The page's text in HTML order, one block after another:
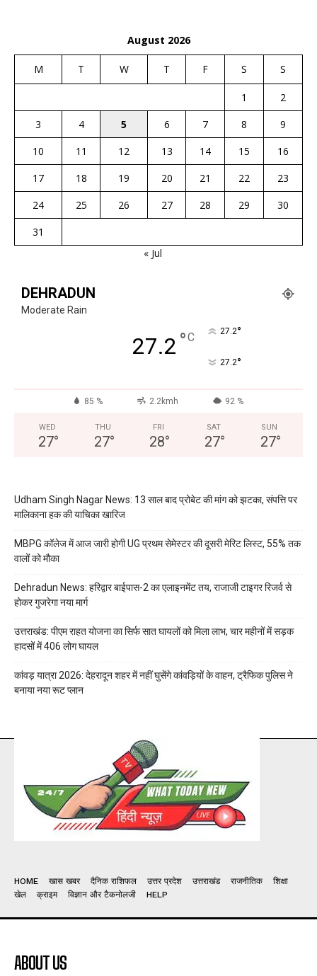
August 2026
M T W T F S S
1
2
3
4 5 6 7 8
9
10
11 12 13 14 15
16
17
18 19 20 21 22
23
24
25 26 27 28 29
30
31
« Jul
DEHRADUN
Moderate Rain
27.2 °C 27.2°
27.2°
85 % 2.2kmh 92 %
WED
27°
THU
27°
FRI
28°
SAT
27°
SUN
27°
Udham Singh Nagar News: 13 साल बाद प्रोबेट की मांग को झटका, संपत्ति पर
मालिकाना हक की याचिका खारिज
MBPG कॉलेज में आज जारी होगी UG प्रथम सेमेस्टर की दूसरी मेरिट लिस्ट, 55% तक
वालों को मौका
Dehradun News: हरिद्वार बाईपास-2 का एलाइनमेंट तय, राजाजी टाइगर रिजर्व से
होकर गुजरेगा नया मार्ग
उत्तराखंड: पीएम राहत योजना का सिर्फ सात घायलों को मिला लाभ, चार महीनों में सड़क
हादसों में 406 लोग घायल
कांवड़ यात्रा 2026: देहरादून शहर में नहीं घुसेंगे कांवड़ियों के वाहन, ट्रैफिक पुलिस ने
बनाया नया रूट प्लान
HOME खास खबर दैनिक राशिफल उत्तर प्रदेश उत्तराखंड राजनीतिक
शिक्षा
खेल
क्राइम विज्ञान और टैकनोलजी HELP
ABOUT US